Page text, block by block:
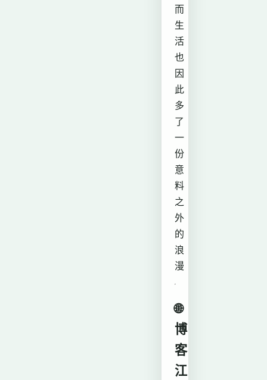
而
生
活
也
因
此
多
了
一
份
意
料
之
外
的
浪
漫
🌐
博
客
江